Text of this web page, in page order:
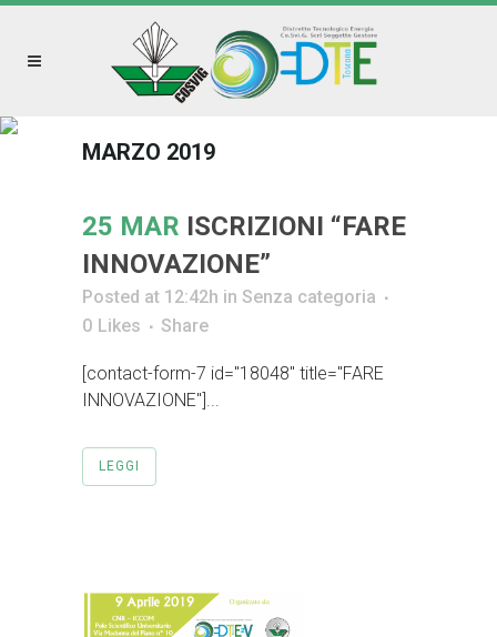
MARZO 2019
25 MAR ISCRIZIONI “FARE
INNOVAZIONE”
Posted at 12:42h in Senza categoria
0 Likes Share
[contact-form-7 id="18048" title="FARE
INNOVAZIONE"]...
LEGGI